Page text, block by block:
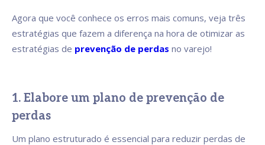
Agora que você conhece os erros mais comuns, veja três
estratégias que fazem a diferença na hora de otimizar as
estratégias de prevenção de perdas no varejo!
1. Elabore um plano de prevenção de
perdas
Um plano estruturado é essencial para reduzir perdas de